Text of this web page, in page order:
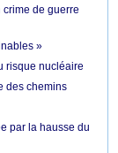
crime de guerre
»
risque nucléaire
des chemins
par la hausse du